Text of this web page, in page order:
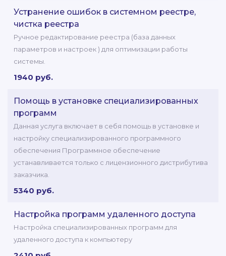
Устранение ошибок в системном реестре,
чистка реестра
Ручное редактирование реестра (база данных
параметров и настроек ) для оптимизации работы
системы.
1940 руб.
Помощь в установке специализированных
программ
Данная услуга включает в себя помощь в установке и
настройку специализированного программного
обеспечения Программное обеспечение
устанавливается только с лицензионного дистрибутива
заказчика.
5340 руб.
Настройка программ удаленного доступа
Настройка специализированных программ для
удаленного доступа к компьютеру